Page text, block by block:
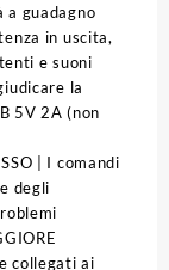
a guadagno
in uscita,
e suoni
la
5V 2A (non
| I comandi
degli
collegati ai